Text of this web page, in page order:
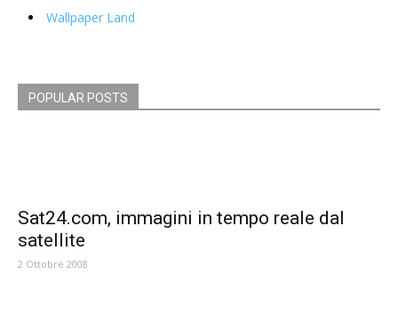
Wallpaper Land
POPULAR POSTS
Sat24.com, immagini in tempo reale dal
satellite
2 Ottobre 2008